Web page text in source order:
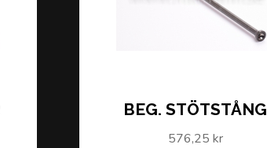
BEG. STÖTSTÅNG
576,25 kr